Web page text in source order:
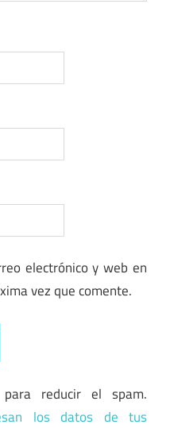
electrónico y web en
vez que comente.
reducir el spam.
los datos de tus